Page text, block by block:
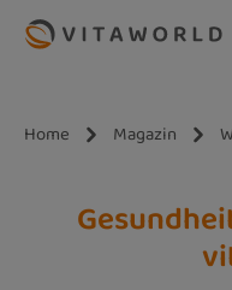
Zum Hauptinhalt springen
Home Magazin